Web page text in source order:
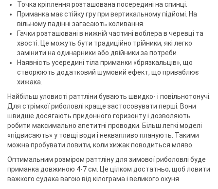
Точка кріплення розташована посередині на спинці.
Приманка має стійку гру при вертикальному підйомі. На
вільному падінні загасають коливання.
Гачки розташовані в нижній частині воблера в черевці та
хвості. Це можуть бути традиційно трійники, які легко
замінити на одинарники або двійники за потреби.
Наявність усередині тіла приманки «брязкальців», що
створюють додатковий шумовий ефект, що приваблює
хижака.
Найбільш уловисті раттліни бувають швидко- і повільнотонучі.
Для стрімкої риболовлі краще застосовувати перші. Вони
швидше досягають придонного горизонту і дозволяють
робити максимально апетитні проводки. Більш легкі моделі
«підвисають» у товщі води і неквапливо планують. Такими
можна пробувати ловити, коли хижак поводиться мляво.
Оптимальним розміром раттліну для зимової риболовлі буде
приманка довжиною 4-7 см. Це цілком достатньо, щоб ловити
важкого судака вагою від кілограма і великого окуня.